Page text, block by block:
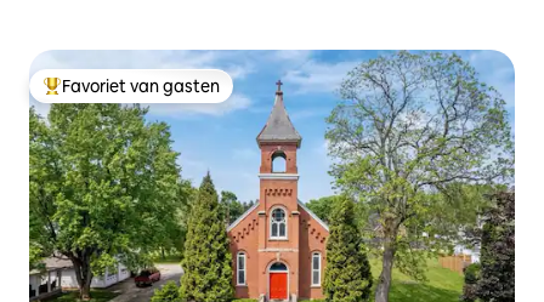
Topfavoriet van gasten
Favoriet van gasten